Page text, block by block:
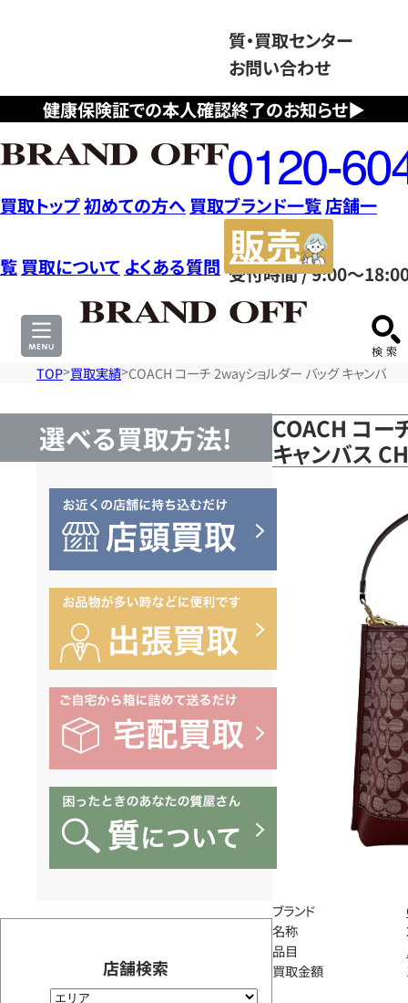
健康保険証での本人確認終了のお知らせ▶
質・買取センター
お問い合わせ
フ
リ
ー
ダ
イ
ヤ
ル
0120604117
受付時間 / 9:00～
買取トップ初めての方へ 買取ブランド一覧店舗一
覧 買取について よくある質問
サ
TOP 買取実績 COACH コーチ 2wayショルダー バッグ キャンバ
選べる買取方法!
店舗検索
COACH コー
キャンバス
ブランド
名称
品目
買取金額